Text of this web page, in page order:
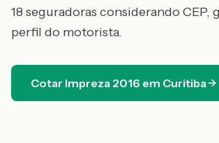
18 seguradoras considerando CEP,
perfil do motorista.
Cotar Impreza 2016 em Curitiba